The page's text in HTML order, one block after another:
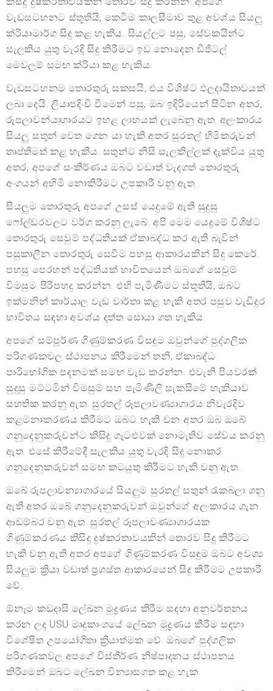
වැඩසටහනට ස්තූතියි, කෙටිම කාලසීමාව තුළ අවශ්ය සියලු
ක්රියාමාර්ග සිදු කළ හැකිය. සියල්ලට පසු, සේවකයින්ට
සැලකිය යුතු වැරදි සිදු කිරීමට ඉඩ නොදෙන ඩිජිටල්
මෙවලම් සමඟ ක්රියා කළ හැකිය.
වැඩසටහනම තොරතුරු සකසයි, එය විශිෂ්ට ඵලදායිතාවයක්
ලබා දෙයි. ලියාපදිංචි වීමෙන් පසු, ඔබ ඉදිරියෙන් සිටින අතර,
රූපලාවන්යාගාරයට ඉහළ ලාභයක් ලැබෙනු ඇත. අලංකාරය
සියලු සතුන් වෙත ගෙන යා හැකි අතර සුරතල් හිමිකරුවන්
තෘප්තිමත් කළ හැකිය. සතුන්ට නිසි සැලකිල්ලක් දැක්විය යුතු
අතර, අපගේ සංකීර්ණය ඔබට වඩාත් වැදගත් තොරතුරු
අංගයන් අහිමි නොකිරීමට උපකාරී වනු ඇත.
සියලුම තොරතුරු අපගේ උසස් යෙදුමේ ඇති සුදුසු
ෆෝල්ඩරවලට වර්ග කරනු ලැබේ. අපි මෙම යෙදුමේ විශිෂ්ට
තොරතුරු සෙවුම් පද්ධතියක් ඒකාබද්ධ කර ඇති බැවින්
පසුකාලීන තොරතුරු සෙවීම පහසු ආකාරයකින් සිදු කෙරේ.
පහසු පෙරහන් පද්ධතියක් භාවිතයෙන් ඔබගේ සෙවුම්
විමසුම පිරිපහදු කරන්න. එහි පැමිණීමට ස්තූතියි, ඔබට
ඉක්මනින් කාර්යාල වැඩ වාර්තා කළ හැකි අතර පසුව වැඩිදුර
භාවිතය සඳහා අවශ්ය දත්ත සොයා ගත හැකිය.
අපගේ සම්පූර්ණ ගිණුම්කරණ විසඳුම ඔවුන්ගේ පුද්ගලික
පරිගණකවල ස්ථාපනය කිරීමෙන් තනි, ඒකාබද්ධ
පාරිභෝගික පදනමක් සමඟ වැඩ කරන්න. එවැනි පියවරක්
සුදුසු මට්ටමින් විමසුම් සහ පැමිණිලි සැකසීමේ හැකියාව
සහතික කරනු ඇත. සුරතල් රූපලාවණ්‍යාගාරය නිවැරදිව
කළමනාකරණය කිරීමට ඔබට හැකි වන අතර ඔබ ඔබේ
ගනුදෙනුකරුවන්ට කිසිදු ගැටළුවක් නොමැතිව සේවය කරනු
ඇත. එසේ කිරීමේදී සැලකිය යුතු වැරදි සිදු නොකර
ගනුදෙනුකරුවන් සමඟ කටයුතු කිරීමට හැකි වනු ඇත.
ඔබේ රූපලාවන්‍යාගාරයේ සියලුම සුරතල් සතුන් රැකබලා ගනු
ඇති අතර ඔබේ ගනුදෙනුකරුවන් ඔවුන්ගේ අලංකාරය ගැන
ආඩම්බර වනු ඇත. සුරතල් රූපලාවණ්‍යාගාරයක
ගිණුම්කරණය කිසිදු දුෂ්කරතාවයකින් තොරව සිදු කිරීමට
හැකි වනු ඇති අතර අපගේ ගිණුම්කරණ විසඳුම ඔබට අවශ්‍ය
සියලුම ක්‍රියා වඩාත් ප්‍රශස්ත ආකාරයෙන් සිදු කිරීමට උපකාරී
වේ.
ඕනෑම කඩදාසි ලේඛන මුද්‍රණය කිරීම සඳහා අනුවර්තනය
කරන ලද USU මෘදුකාංගයේ ලේඛන මුද්‍රණය කිරීම සඳහා
විශේෂිත උපයෝගිතා ක්‍රියාත්මක වේ. ඔබගේ පුද්ගලික
පරිගණකවල අපගේ විස්තීර්ණ නිෂ්පාදනය ස්ථාපනය
කිරීමෙන් ඔබට ලේඛන වින්‍යාසගත කළ හැක.